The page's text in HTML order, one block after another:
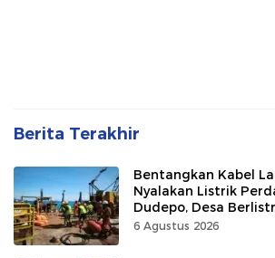
Berita Terakhir
Bentangkan Kabel
Nyalakan Listrik
Dudepo, Desa
100 Persen
6 Agustus 2026